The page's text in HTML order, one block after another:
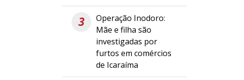
3
Operação Inodoro:
Mãe e filha são
investigadas por
furtos em comércios
de Icaraíma